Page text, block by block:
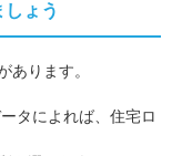
ょう
あります。
タによれば、住宅ロ